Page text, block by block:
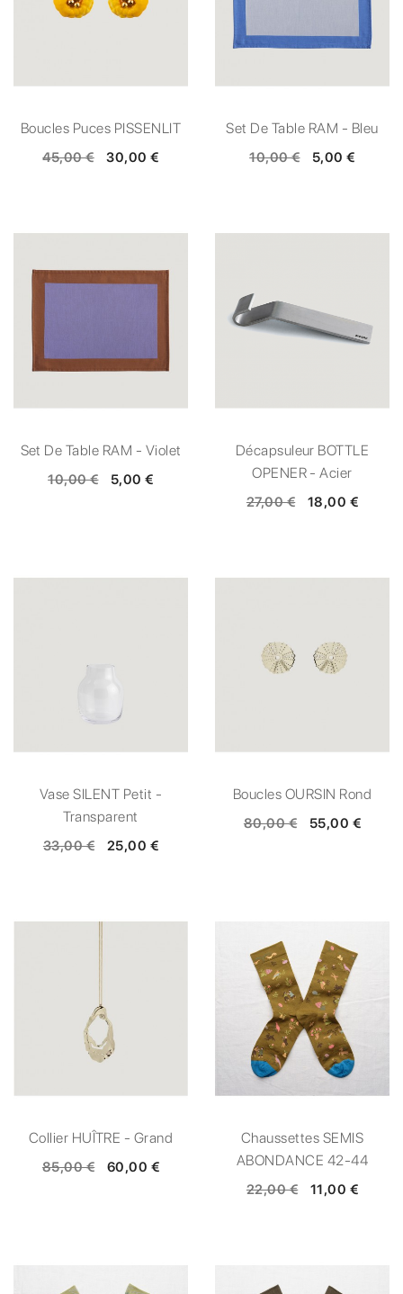
Boucles Puces PISSENLIT
45,00 € 30,00 €
Set De Table RAM - Bleu
10,00 € 5,00 €
Set De Table RAM - Violet
10,00 € 5,00 €
Décapsuleur BOTTLE
OPENER - Acier
27,00 € 18,00 €
Vase SILENT Petit -
Transparent
33,00 € 25,00 €
Boucles OURSIN Rond
80,00 € 55,00 €
Collier HUÎTRE - Grand
85,00 € 60,00 €
Chaussettes SEMIS
ABONDANCE 42-44
22,00 € 11,00 €